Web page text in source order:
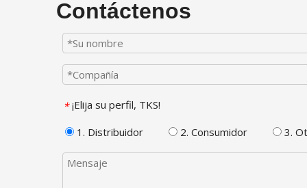
Contáctenos
* ¡Elija su perfil, TKS!
1. Distribuidor
2. Consumidor 3.